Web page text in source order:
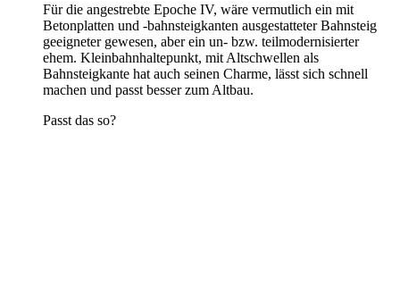
Für die angestrebte Epoche IV, wäre vermutlich ein mit
Betonplatten und -bahnsteigkanten ausgestatteter Bahnsteig
geeigneter gewesen, aber ein un- bzw. teilmodernisierter
ehem. Kleinbahnhaltepunkt, mit Altschwellen als
Bahnsteigkante hat auch seinen Charme, lässt sich schnell
machen und passt besser zum Altbau.
Passt das so?